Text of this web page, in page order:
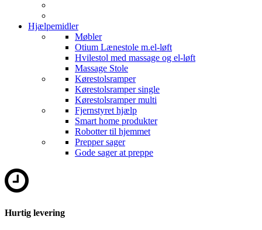
Hjælpemidler
Møbler
Otium Lænestole m.el-løft
Hvilestol med massage og el-løft
Massage Stole
Kørestolsramper
Kørestolsramper single
Kørestolsramper multi
Fjernstyret hjælp
Smart home produkter
Robotter til hjemmet
Prepper sager
Gode sager at preppe
Hurtig levering